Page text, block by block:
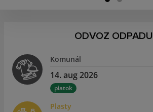
ODVOZ ODPADU
Komunál
14. aug 2026
piatok
Plasty